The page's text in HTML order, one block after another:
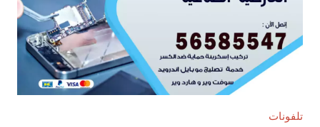
تلفونات